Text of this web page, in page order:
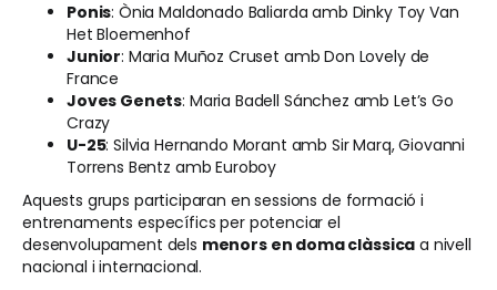
Ponis: Ònia Maldonado Baliarda amb Dinky Toy Van
Het Bloemenhof
Junior: Maria Muñoz Cruset amb Don Lovely de
France
Joves Genets: Maria Badell Sánchez amb Let’s Go
Crazy
U-25: Silvia Hernando Morant amb Sir Marq, Giovanni
Torrens Bentz amb Euroboy
Aquests grups participaran en sessions de formació i
entrenaments específics per potenciar el
desenvolupament dels menors en doma clàssica a nivell
nacional i internacional.